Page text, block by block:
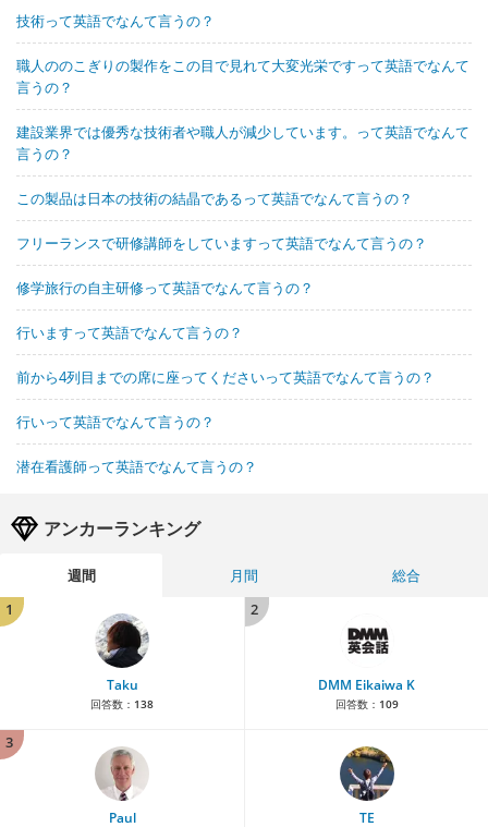
技術って英語でなんて言うの？
職人ののこぎりの製作をこの目で見れて大変光栄ですって英語でなんて
言うの？
建設業界では優秀な技術者や職人が減少しています。って英語でなんて
言うの？
この製品は日本の技術の結晶であるって英語でなんて言うの？
フリーランスで研修講師をしていますって英語でなんて言うの？
修学旅行の自主研修って英語でなんて言うの？
行いますって英語でなんて言うの？
前から4列目までの席に座ってくださいって英語でなんて言うの？
行いって英語でなんて言うの？
潜在看護師って英語でなんて言うの？
アンカーランキング
週間 月間
総合
1
Taku
回答数： 138
2
DMM Eikaiwa K
回答数： 109
3
Paul TE